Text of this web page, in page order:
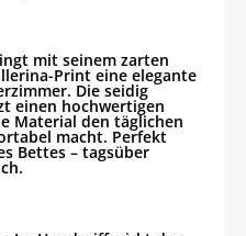
mit seinem zarten
Print eine elegante
Die seidig
einen hochwertigen
Material den täglichen
macht. Perfekt
Bettes – tagsüber